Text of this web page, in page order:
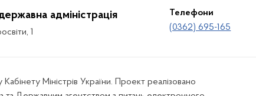
адміністрація
1
Телефони
(0362) 695-165
Кабінету Міністрів України. Проект реалізовано